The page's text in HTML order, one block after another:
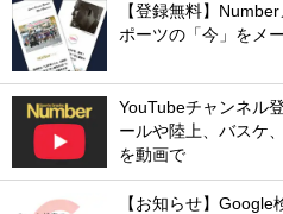
【登録無料】
ポーツの「今」をメ
YouTubeチャンネル
ールや陸上、バスケ
を動画で
【お知らせ】